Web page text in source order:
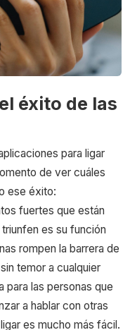
éxito de las
para ligar
de ver cuáles
ese éxito:
fuertes que están
es su función
rompen la barrera de
temor a cualquier
para las personas que
a hablar con otras
es mucho más fácil.